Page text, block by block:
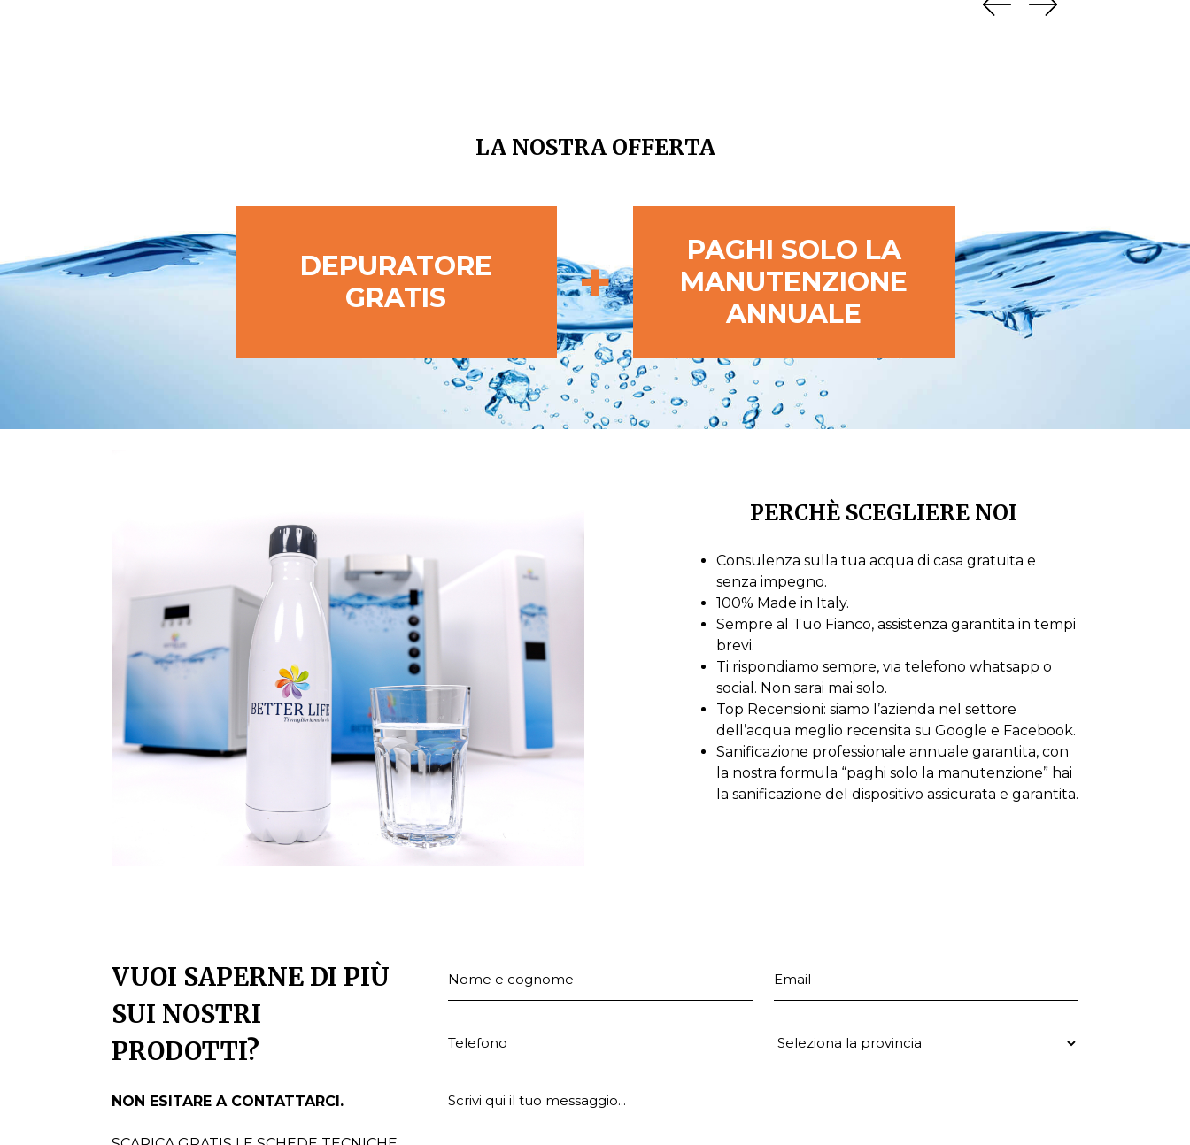
LA NOSTRA OFFERTA
DEPURATORE
GRATIS
+
PAGHI SOLO LA
MANUTENZIONE
ANNUALE
PERCHÈ SCEGLIERE NOI
Consulenza sulla tua acqua di casa gratuita e
senza impegno.
100% Made in Italy.
Sempre al Tuo Fianco, assistenza garantita in tempi
brevi.
Ti rispondiamo sempre, via telefono whatsapp o
social. Non sarai mai solo.
Top Recensioni: siamo l’azienda nel settore
dell’acqua meglio recensita su Google e Facebook.
Sanificazione professionale annuale garantita, con
la nostra formula “paghi solo la manutenzione” hai
la sanificazione del dispositivo assicurata e garantita.
VUOI SAPERNE DI PIÙ
SUI NOSTRI
PRODOTTI?
NON ESITARE A CONTATTARCI.